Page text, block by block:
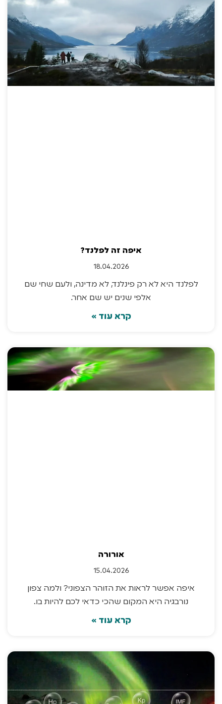
איפה זה לפלנד?
18.04.2026
לפלנד היא לא רק פינלנד, לא מדינה, ולעם שחי שם
אלפי שנים יש שם אחר.
קרא עוד »
אורורה
15.04.2026
איפה אפשר לראות את הזוהר הצפוני? ולמה צפון
נורבגיה היא המקום שהכי כדאי לכם להיות בו.
קרא עוד »